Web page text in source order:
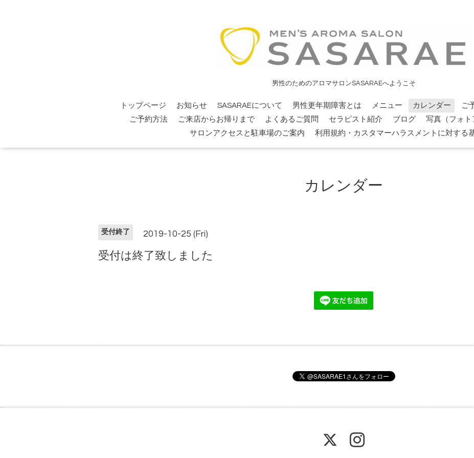
男性のためのアロマサロンSASARAEへようこそ
トップページ お知らせ SASARAEについて 男性更年期障害とは メニュー カレンダー
ご
ご予約方法
ご来店からお帰りまで よくあるご質問 セラピスト紹介 ブログ 写真（フォト
サロンアクセスと駐車場のご案内
利用規約・カスタマーハラスメントに対する
カレンダー
受付終了 2019-10-25 (Fri)
受付は終了致しました